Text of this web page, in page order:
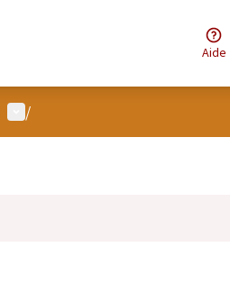
Aide
Menu utilisateur
/